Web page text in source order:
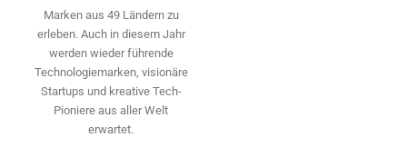
Marken aus 49 Ländern zu
erleben. Auch in diesem Jahr
werden wieder führende
Technologiemarken, visionäre
Startups und ­kreative Tech-
Pioniere aus aller Welt
erwartet.